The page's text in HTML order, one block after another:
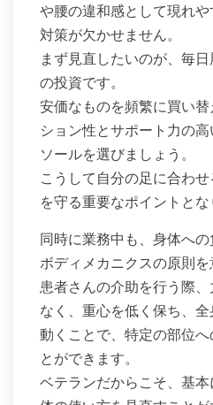
や腰の違和感として現れ
対策が欠かせません。
まず見直したいのが、毎
の投資です。
安価なものを頻繁に買い
ション性とサポート力の
ソールを選びましょう。
こうして自分の足に合わ
を守る重要なポイントとな
同時に業務中も、身体へ
ボディメカニクスの原則を
患者さんの介助を行う際
なく、重心を低く保ち、
動くことで、特定の部位
とができます。
ベテランだからこそ、基